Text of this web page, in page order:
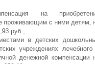
на
проживающим с ними детям,
руб.;
в детских
учреждениях
денежной компенсации